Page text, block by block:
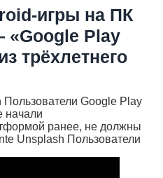
игры на ПК
Play
трёхлетнего
Google Play
начали
ранее, не должны
Unsplash Пользователи